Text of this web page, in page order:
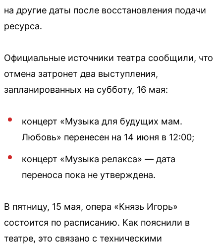
на другие даты после восстановления подачи
ресурса.
Официальные источники театра сообщили, что
отмена затронет два выступления,
запланированных на субботу, 16 мая:
концерт «Музыка для будущих мам.
Любовь» перенесен на 14 июня в 12:00;
концерт «Музыка релакса» — дата
переноса пока не утверждена.
В пятницу, 15 мая, опера «Князь Игорь»
состоится по расписанию. Как пояснили в
театре, это связано с техническими